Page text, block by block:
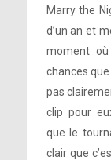
Marry the
d’un an et
moment
chances que
pas
clip pour
que le
clair que